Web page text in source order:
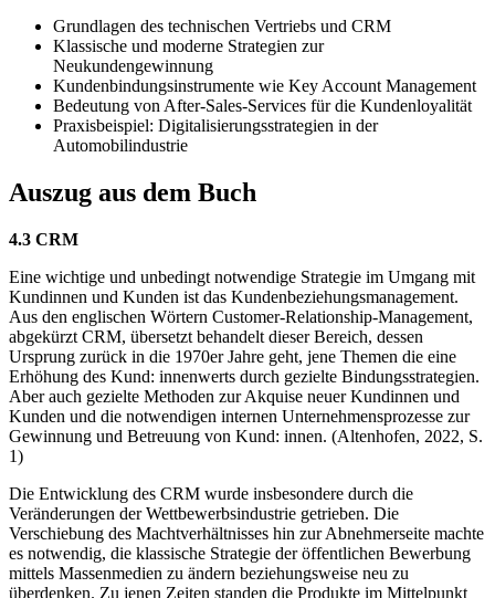
Grundlagen des technischen Vertriebs und CRM
Klassische und moderne Strategien zur
Neukundengewinnung
Kundenbindungsinstrumente wie Key Account Management
Bedeutung von After-Sales-Services für die Kundenloyalität
Praxisbeispiel: Digitalisierungsstrategien in der
Automobilindustrie
Auszug aus dem Buch
4.3 CRM
Eine wichtige und unbedingt notwendige Strategie im Umgang mit
Kundinnen und Kunden ist das Kundenbeziehungsmanagement.
Aus den englischen Wörtern Customer-Relationship-Management,
abgekürzt CRM, übersetzt behandelt dieser Bereich, dessen
Ursprung zurück in die 1970er Jahre geht, jene Themen die eine
Erhöhung des Kund: innenwerts durch gezielte Bindungsstrategien.
Aber auch gezielte Methoden zur Akquise neuer Kundinnen und
Kunden und die notwendigen internen Unternehmensprozesse zur
Gewinnung und Betreuung von Kund: innen. (Altenhofen, 2022, S.
1)
Die Entwicklung des CRM wurde insbesondere durch die
Veränderungen der Wettbewerbsindustrie getrieben. Die
Verschiebung des Machtverhältnisses hin zur Abnehmerseite machte
es notwendig, die klassische Strategie der öffentlichen Bewerbung
mittels Massenmedien zu ändern beziehungsweise neu zu
überdenken. Zu jenen Zeiten standen die Produkte im Mittelpunkt